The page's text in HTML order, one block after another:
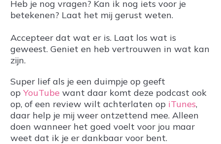
Heb je nog vragen? Kan ik nog iets voor je
betekenen? Laat het mij gerust weten.
Accepteer dat wat er is. Laat los wat is
geweest. Geniet en heb vertrouwen in wat kan
zijn.
Super lief als je een duimpje op geeft
op YouTube want daar komt deze podcast ook
op, of een review wilt achterlaten op iTunes,
daar help je mij weer ontzettend mee. Alleen
doen wanneer het goed voelt voor jou maar
weet dat ik je er dankbaar voor bent.